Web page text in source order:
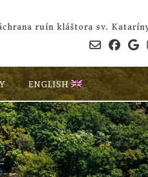
ruín kláštora sv.
ENGLISH